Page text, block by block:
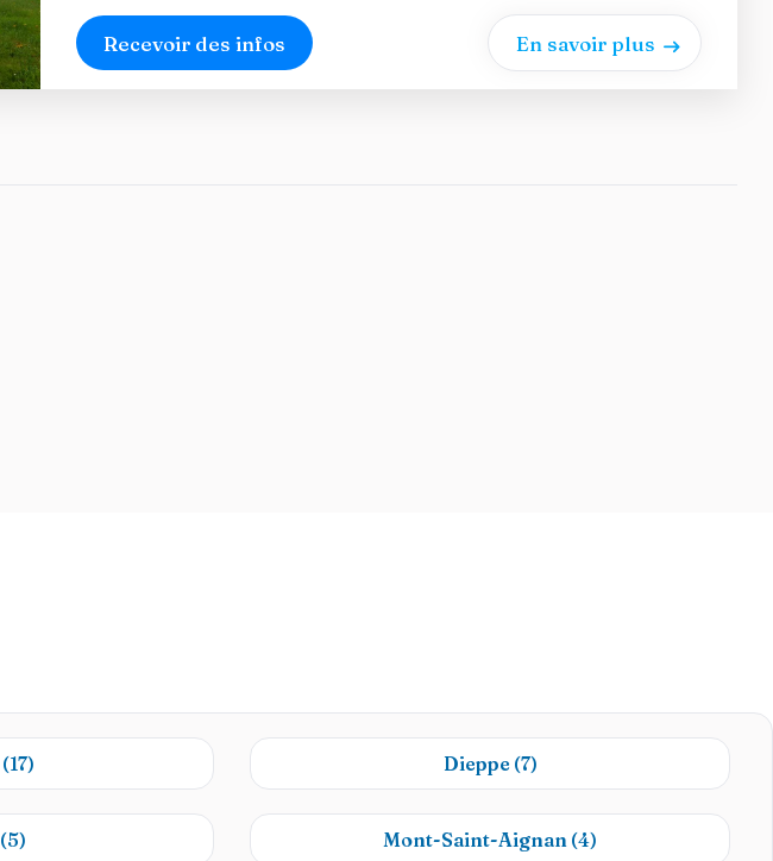
Recevoir des infos En savoir plus
(17) Dieppe (7)
(5) Mont-Saint-Aignan (4)